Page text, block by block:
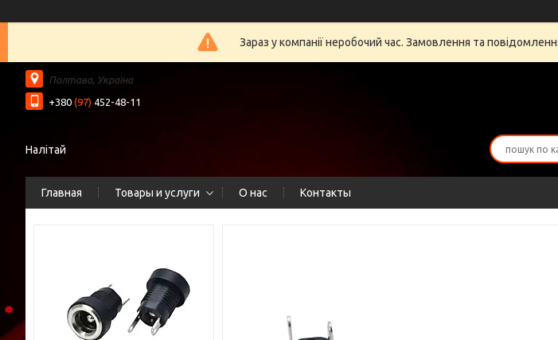
Зараз у компанії неробочий час. Замовлення та
Полтава, Україна
+380 (97) 452-48-11
Налітай
Главная Товары и услуги О нас Контакты